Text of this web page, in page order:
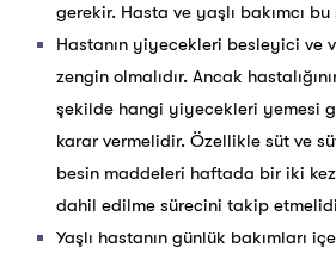
gerekir. Hasta ve yaşlı bakımcı
Hastanın yiyecekleri besleyici ve
zengin olmalıdır. Ancak
şekilde hangi yiyecekleri yemesi
karar vermelidir. Özellikle süt ve
besin maddeleri haftada bir iki
dahil edilme sürecini takip
Yaşlı hastanın günlük bakımları